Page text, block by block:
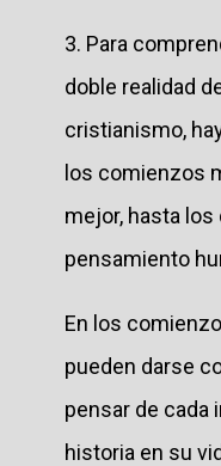
3. Para
doble realidad
cristianismo,
los comienzos
mejor, hasta
pensamiento
En los
pueden darse
pensar de cada
historia en su